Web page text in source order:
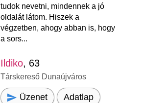
tudok nevetni, mindennek a jó
oldalát látom. Hiszek a
végzetben, ahogy abban is, hogy
a sors...
Ildiko, 63
Társkereső Dunaújváros
Üzenet Adatlap